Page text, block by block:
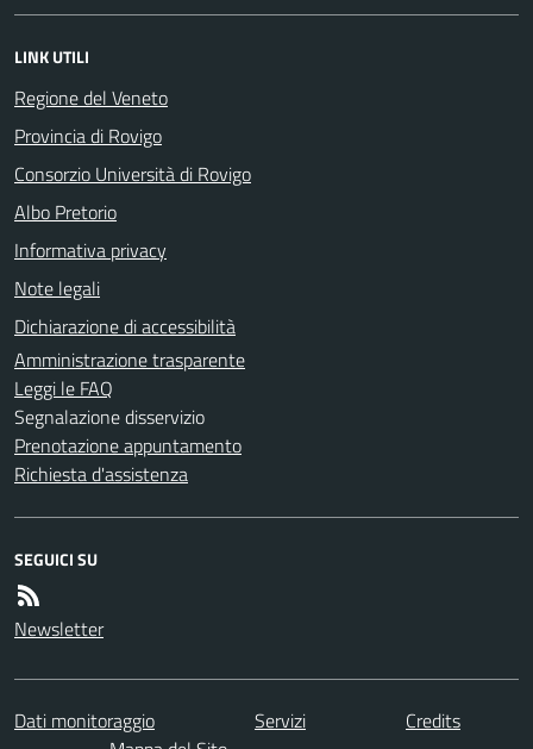
LINK UTILI
Regione del Veneto
Provincia di Rovigo
Consorzio Università di Rovigo
Albo Pretorio
Informativa privacy
Note legali
Dichiarazione di accessibilità
Amministrazione trasparente
Leggi le FAQ
Segnalazione disservizio
Prenotazione appuntamento
Richiesta d'assistenza
SEGUICI SU
Newsletter
Dati monitoraggio Servizi
Credits